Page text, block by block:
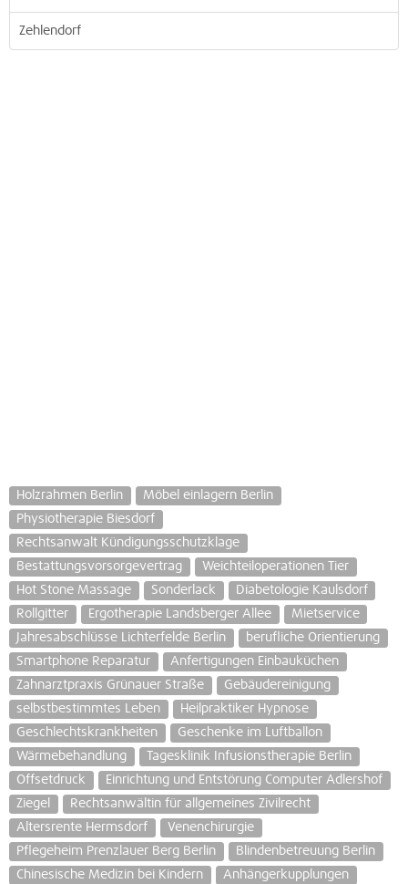
Zehlendorf
Holzrahmen Berlin
Möbel einlagern Berlin
Physiotherapie Biesdorf
Rechtsanwalt Kündigungsschutzklage
Bestattungsvorsorgevertrag
Weichteiloperationen Tier
Hot Stone Massage
Sonderlack
Diabetologie Kaulsdorf
Rollgitter
Ergotherapie Landsberger Allee
Mietservice
Jahresabschlüsse Lichterfelde Berlin
berufliche Orientierung
Smartphone Reparatur
Anfertigungen Einbauküchen
Zahnarztpraxis Grünauer Straße
Gebäudereinigung
selbstbestimmtes Leben
Heilpraktiker Hypnose
Geschlechtskrankheiten
Geschenke im Luftballon
Wärmebehandlung
Tagesklinik Infusionstherapie Berlin
Offsetdruck
Einrichtung und Entstörung Computer Adlershof
Ziegel
Rechtsanwältin für allgemeines Zivilrecht
Altersrente Hermsdorf
Venenchirurgie
Pflegeheim Prenzlauer Berg Berlin
Blindenbetreuung Berlin
Chinesische Medizin bei Kindern
Anhängerkupplungen